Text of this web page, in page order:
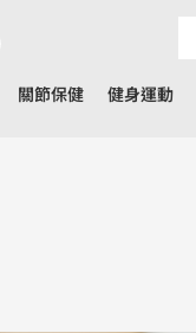
關節保健 健身運動